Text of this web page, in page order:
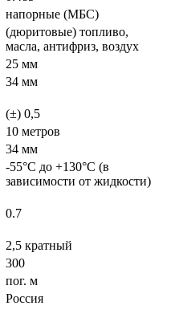
напорные (МБС)
(дюритовые) топливо,
масла, антифриз, воздух
25 мм
34 мм
(±) 0,5
10 метров
34 мм
-55°С до +130°С (в
зависимости от жидкости)
0.7
2,5 кратный
300
пог. м
Россия